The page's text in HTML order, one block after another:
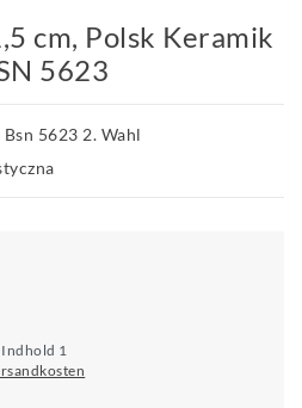
cm, Polsk Keramik
5623
5623 2. Wahl
Indhold 1